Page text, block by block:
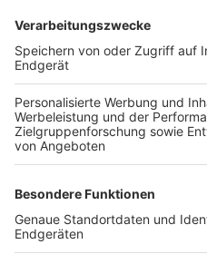
TOP-VEREINE
TOP-PARTNER